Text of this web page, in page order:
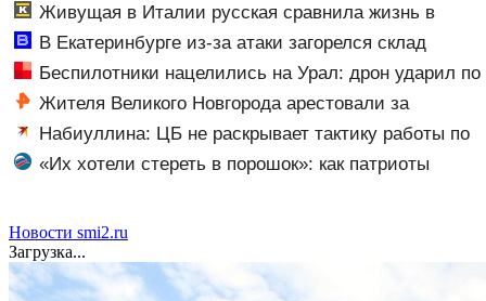
Живущая в Италии русская сравнила жизнь в
Европе и в Крыму
В Екатеринбурге из-за атаки загорелся склад
Wildberries - Новости на Вести.ru
Беспилотники нацелились на Урал: дрон ударил по
складу Wildberries — кадры
Жителя Великого Новгорода арестовали за
сексуальное насилие над младенцем
Набиуллина: ЦБ не раскрывает тактику работы по
возврату замороженных активов
«Их хотели стереть в порошок»: как патриоты
Новости smi2.ru
Загрузка...